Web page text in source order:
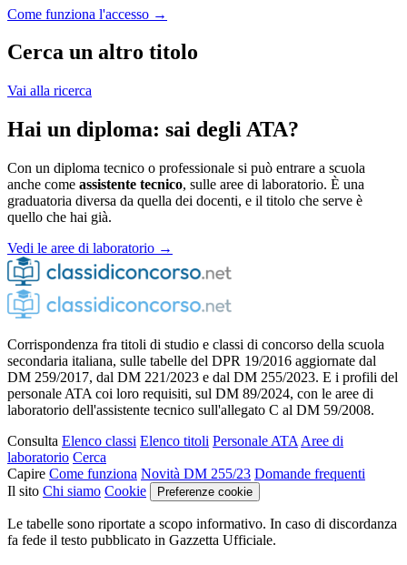
Come funziona l'accesso →
Cerca un altro titolo
Vai alla ricerca
Hai un diploma: sai degli ATA?
Con un diploma tecnico o professionale si può entrare a scuola
anche come assistente tecnico, sulle aree di laboratorio. È una
graduatoria diversa da quella dei docenti, e il titolo che serve è
quello che hai già.
Vedi le aree di laboratorio →
Corrispondenza fra titoli di studio e classi di concorso della scuola
secondaria italiana, sulle tabelle del DPR 19/2016 aggiornate dal
DM 259/2017, dal DM 221/2023 e dal DM 255/2023. E i profili del
personale ATA coi loro requisiti, sul DM 89/2024, con le aree di
laboratorio dell'assistente tecnico sull'allegato C al DM 59/2008.
Consulta Elenco classi Elenco titoli Personale ATA Aree di
laboratorio Cerca
Capire Come funziona Novità DM 255/23 Domande frequenti
Il sito Chi siamo Cookie Preferenze cookie
Le tabelle sono riportate a scopo informativo. In caso di discordanza
fa fede il testo pubblicato in Gazzetta Ufficiale.